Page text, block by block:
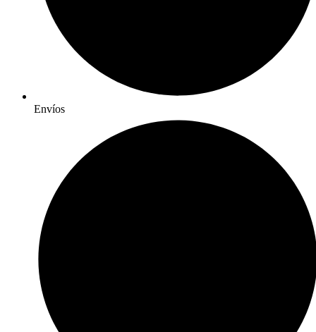
Envíos